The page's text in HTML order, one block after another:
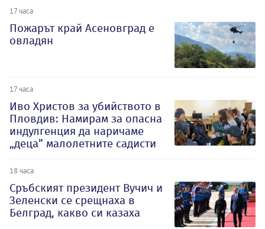
17 часа
Пожарът край Асеновград е
овладян
17 часа
Иво Христов за убийството в
Пловдив: Намирам за опасна
индулгенция да наричаме
„деца” малолетните садисти
18 часа
Сръбският президент Вучич и
Зеленски се срещнаха в
Белград, какво си казаха